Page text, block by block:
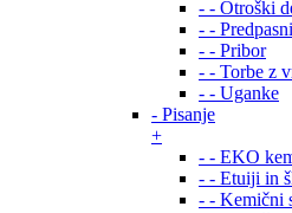
- - Otroški
- -
- - Pribor
- - Torbe z
- - Uganke
- Pisanje
+
- - EKO
- - Etuiji in
- - Kemični